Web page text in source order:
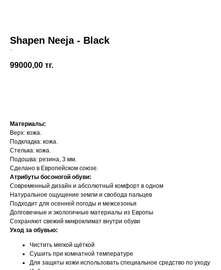
Shapen Neeja - Black
99000,00 тг.
Материалы:
Верх: кожа.
Подкладка: кожа.
Стелька: кожа.
Подошва: резина, 3 мм.
Сделано в Европейском союзе.
Атрибуты босоногой обуви:
Современный дизайн и абсолютный комфорт в одном
Натуральное ощущение земли и свобода пальцев
Подходит для осенней погоды и межсезонья
Долговечные и экологичные материалы из Европы
Сохраняют свежий микроклимат внутри обуви
Уход за обувью:
Чистить мягкой щёткой
Сушить при комнатной температуре
Для защиты кожи использовать специальное средство по уходу